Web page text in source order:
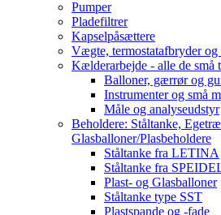
Pumper
Pladefiltrer
Kapselpåsættere
Vægte, termostatafbryder
Kælderarbejde - alle de små
Balloner, gærrør og
Instrumenter og små
Måle og analyseudstyr
Beholdere: Ståltanke,
Glasballoner/Plasbeholdere
Ståltanke fra LETINA
Ståltanke fra
Plast- og Glasballoner
Ståltanke type SST
Plastspande og -fade